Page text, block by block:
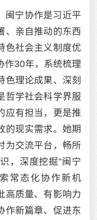
闽宁协作是习近平
、亲自推动的东西
色社会主义制度优
作30年，系统梳理
色理论成果、深刻
哲学社会科学界服
应有担当，更是推
的现实需求。她期
为交流平台，畅所
，深度挖掘“闽宁
常态化协作新机
高质量、有影响力
作新篇章、促进东